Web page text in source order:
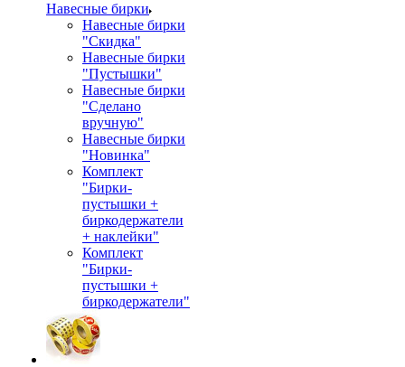
Навесные бирки
Навесные бирки
"Скидка"
Навесные бирки
"Пустышки"
Навесные бирки
"Сделано
вручную"
Навесные бирки
"Новинка"
Комплект
"Бирки-
пустышки +
биркодержатели
+ наклейки"
Комплект
"Бирки-
пустышки +
биркодержатели"